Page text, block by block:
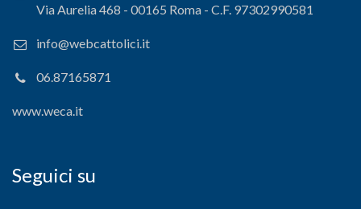
Via Aurelia 468 - 00165 Roma - C.F. 97302990581
info@webcattolici.it
06.87165871
www.weca.it
Seguici su